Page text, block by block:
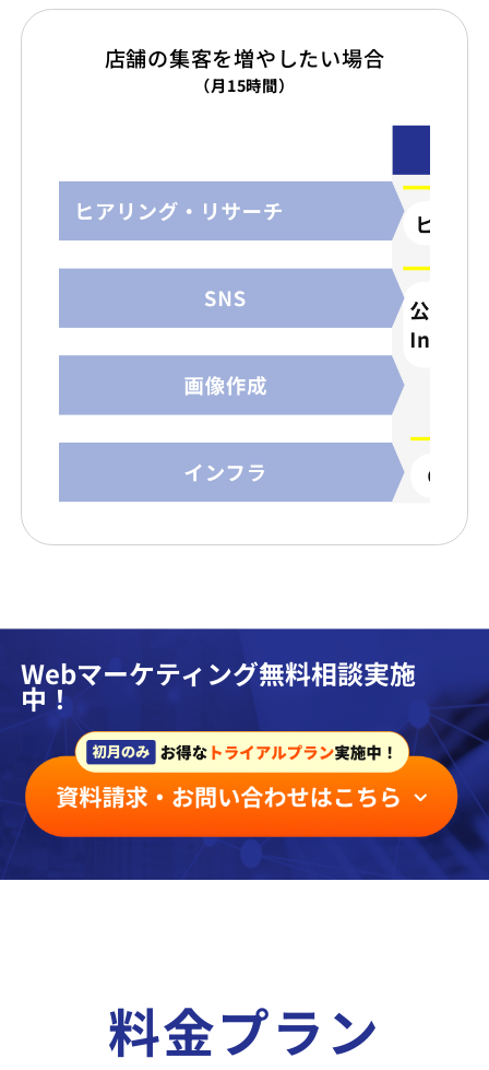
店舗の集客を増やしたい場合
（月15時間）
Webマーケティング無料相談実施
中！
料金プラン